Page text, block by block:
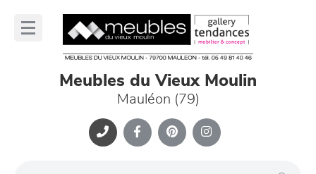
Meubles du Vieux Moulin
Mauléon (79)